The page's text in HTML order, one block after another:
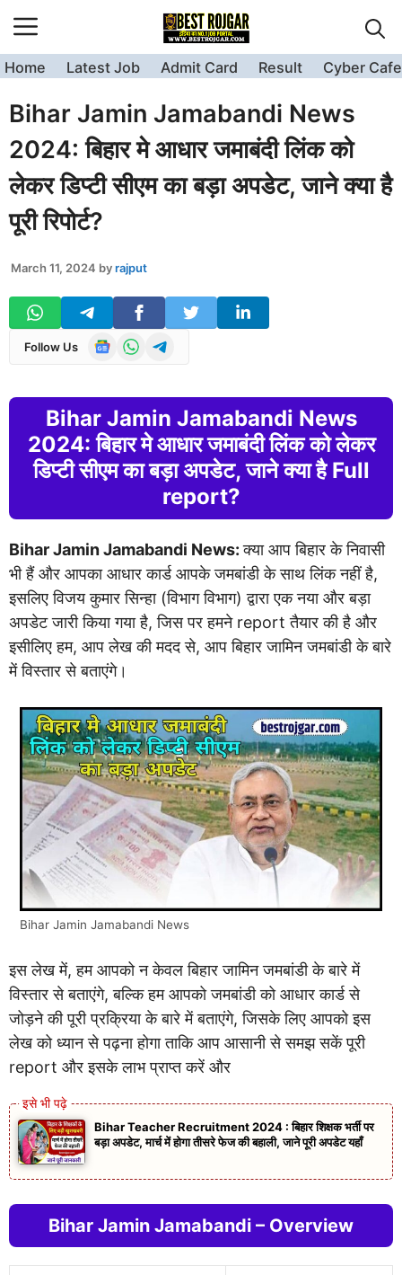
to
content
Home Latest Job Admit Card Result Cyber Cafe
Bihar Jamin Jamabandi News
2024: बिहार मे आधार जमाबंदी लिंक को
लेकर डिप्टी सीएम का बड़ा अपडेट, जाने क्या है
पूरी रिपोर्ट?
March 11, 2024 byrajput
Follow Us
Bihar Jamin Jamabandi News
2024: बिहार मे आधार जमाबंदी लिंक को लेकर
डिप्टी सीएम का बड़ा अपडेट, जाने क्या है Full
report?
Bihar Jamin Jamabandi News:क्या आप बिहार के निवासी
भी हैं और आपका आधार कार्ड आपके जमबांडी के साथ लिंक नहीं है,
इसलिए विजय कुमार सिन्हा (विभाग विभाग) द्वारा एक नया और बड़ा
अपडेट जारी किया गया है, जिस पर हमने report तैयार की है और
इसीलिए हम, आप लेख की मदद से, आप बिहार जामिन जमबांडी के बारे
में विस्तार से बताएंगे।
Bihar Jamin Jamabandi News
इस लेख में, हम आपको न केवल बिहार जामिन जमबांडी के बारे में
विस्तार से बताएंगे, बल्कि हम आपको जमबांडी को आधार कार्ड से
जोड़ने की पूरी प्रक्रिया के बारे में बताएंगे, जिसके लिए आपको इस
लेख को ध्यान से पढ़ना होगा ताकि आप आसानी से समझ सकें पूरी
report और इसके लाभ प्राप्त करें और
Bihar Teacher Recruitment 2024 : बिहार शिक्षक भर्ती पर
बड़ा अपडेट, मार्च में होगा तीसरे फेज की बहाली, जाने पूरी अपडेट यहाँ
Bihar Jamin Jamabandi – Overview